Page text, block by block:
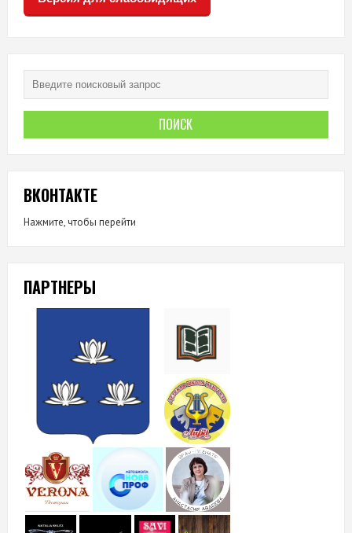
ВКОНТАКТЕ
Нажмите, чтобы перейти
ПАРТНЕРЫ